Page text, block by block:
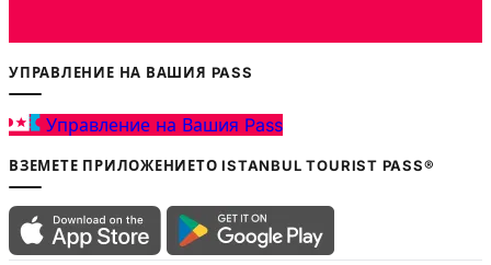
УПРАВЛЕНИЕ НА ВАШИЯ PASS
Управление на Вашия Pass
ВЗЕМЕТЕ ПРИЛОЖЕНИЕТО ISTANBUL TOURIST PASS®